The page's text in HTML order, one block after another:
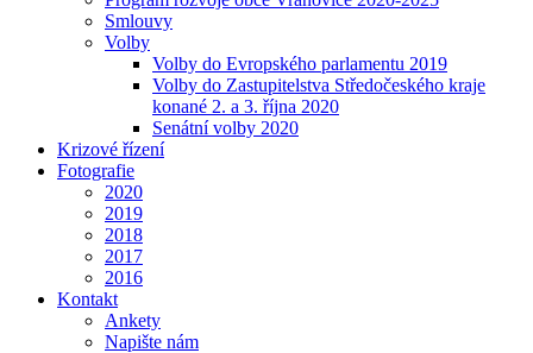
Smlouvy
Volby
Volby do Evropského parlamentu 2019
Volby do Zastupitelstva Středočeského kraje
konané 2. a 3. října 2020
Senátní volby 2020
Krizové řízení
Fotografie
2020
2019
2018
2017
2016
Kontakt
Ankety
Napište nám